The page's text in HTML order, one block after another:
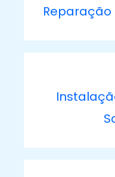
Reparação